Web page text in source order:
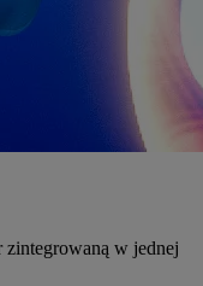
zintegrowaną w jednej